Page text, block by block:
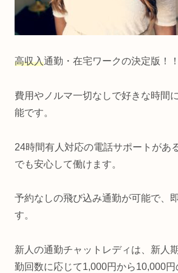
高収入通勤・在宅ワークの決定版！！
費用やノルマ一切なしで好きな時間
能です。
24時間有人対応の電話サポートがあ
でも安心して働けます。
予約なしの飛び込み通勤が可能で、
す。
新人の通勤チャットレディは、新人
勤回数に応じて1,000円から10,000